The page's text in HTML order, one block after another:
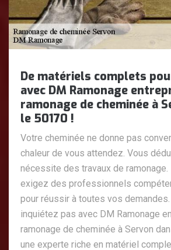
De matériels complets
avec DM Ramonage
ramonage de cheminée à
le 50170 !
Votre cheminée ne donne pas
chaleur de vous attendez. Vous
nécessite des travaux de
exigez des professionnels
pour réussir à toutes vos
inquiétez pas avec DM Ramonage
ramonage de cheminée à Servon
une experte riche en matériel